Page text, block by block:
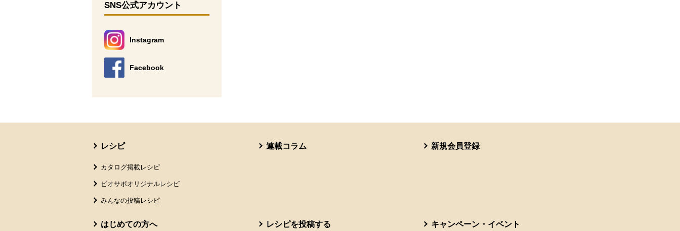
SNS公式アカウント
Instagram
別のウィンドウで開きます。
Facebook
別のウィンドウで開きます。
レシピ
カタログ掲載レシピ
ビオサポオリジナルレシピ
みんなの投稿レシピ
連載コラム 新規会員登録
はじめての方へ レシピを投稿する キャンペーン・イベント